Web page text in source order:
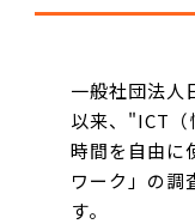
一般社団法人
以来、"ICT（
時間を自由に
ワーク」の調
す。